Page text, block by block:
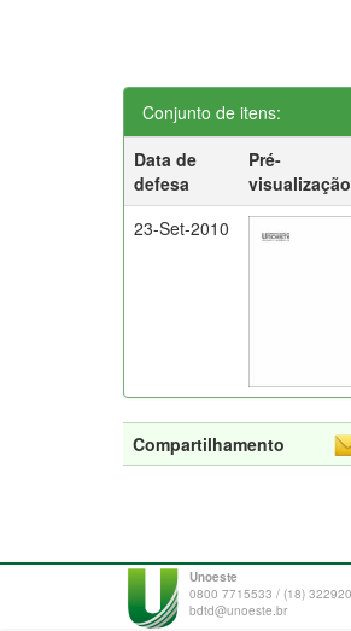
Conjunto de itens:
Data de
defesa
Pré-
visualização
23-Set-2010
Compartilhamento
Unoeste
0800 7715533 / (18)
bdtd@unoeste.br